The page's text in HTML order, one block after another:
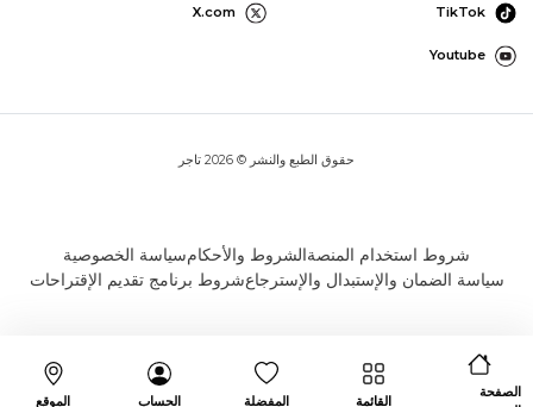
TikTok
X.com
Youtube
حقوق الطبع والنشر © 2026 تاجر
شروط استخدام المنصةالشروط والأحكامسياسة الخصوصية
سياسة الضمان والإستبدال والإسترجاعشروط برنامج تقديم الإقتراحات
الصفحة
القائمة المفضلة الحساب الموقع